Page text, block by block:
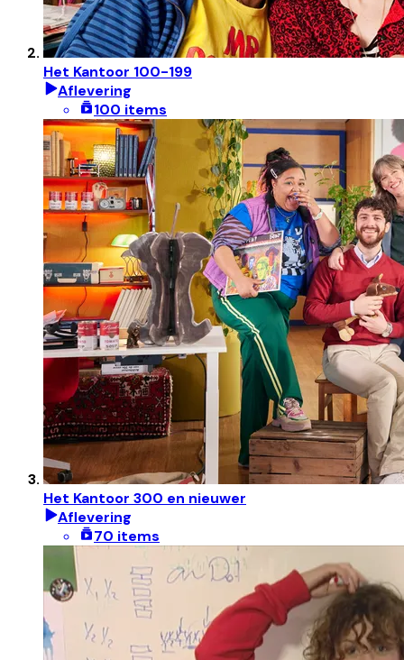
Het Kantoor 100-199
Aflevering
100 items
Het Kantoor 300 en nieuwer
Aflevering
70 items